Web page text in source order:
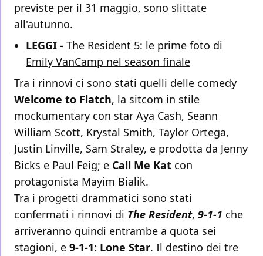
previste per il 31 maggio, sono slittate
all'autunno.
LEGGI - The Resident 5: le prime foto di
Emily VanCamp nel season finale
Tra i rinnovi ci sono stati quelli delle comedy
Welcome to Flatch, la sitcom in stile
mockumentary con star Aya Cash, Seann
William Scott, Krystal Smith, Taylor Ortega,
Justin Linville, Sam Straley, e prodotta da Jenny
Bicks e Paul Feig; e Call Me Kat con
protagonista Mayim Bialik.
Tra i progetti drammatici sono stati
confermati i rinnovi di The Resident, 9-1-1 che
arriveranno quindi entrambe a quota sei
stagioni, e 9-1-1: Lone Star. Il destino dei tre